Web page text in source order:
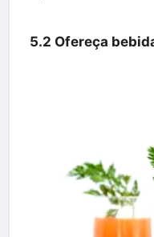
5.2 Ofereça